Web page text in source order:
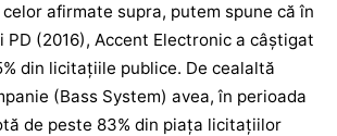
afirmate supra, putem spune că în
(2016), Accent Electronic a câștigat
din licitațiile publice. De cealaltă
(Bass System) avea, în perioada
de peste 83% din piața licitațiilor